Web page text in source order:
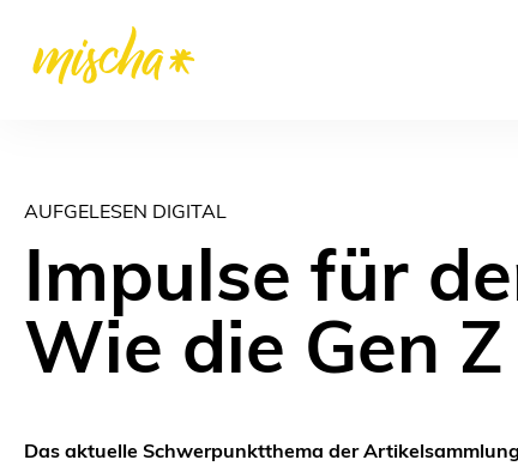
AUFGELESEN DIGITAL
Impulse für
Wie die Gen
Das aktuelle Schwerpunktthema der